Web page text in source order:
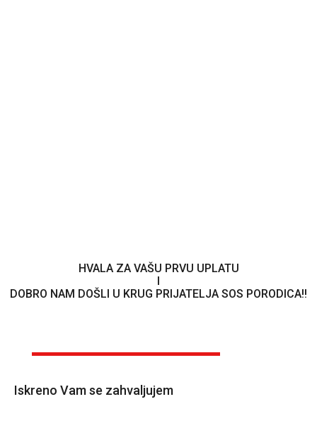
HVALA ZA VAŠU PRVU UPLATU
I
DOBRO NAM DOŠLI U KRUG PRIJATELJA SOS PORODICA!!
Iskreno Vam se zahvaljujem